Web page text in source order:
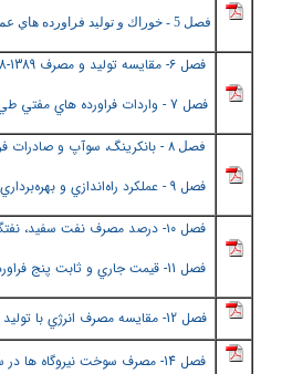
فصل 5 - خوراك و توليد فراورده هاي عمده پالايشگاهها 1379 تا 1389
فصل ٦ - مقايسه توليد و مصرف 1389-1368
فصل 7 - واردات فراورده هاي مفتي طي سالهاي 1389-135
فصل ٨
- بانكرينگ، سوآپ و صادرات
فصل 9 - عملكرد راه‌اندازي و بهره‌برداري از جايگاههاي (
فصل
- درصد مصرف نفت سفيد،
فصل 11- قيمت جاري و ثابت پنج فراورده اصلي طي سالهاي 1389-1355
فصل 12- مقايسه مصرف انرژي با توليد ناخالص داخلي طي سالهاي 1388-1351
فصل 14- مصرف سوخت نيروگاه ها در سال 1389